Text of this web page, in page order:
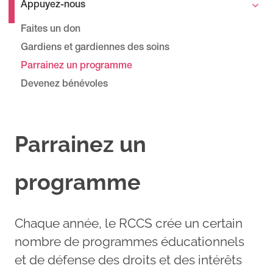
Appuyez-nous
Faites un don
Gardiens et gardiennes des soins
Parrainez un programme
Devenez bénévoles
Parrainez un
programme
Chaque année, le RCCS crée un certain
nombre de programmes éducationnels
et de défense des droits et des intérêts